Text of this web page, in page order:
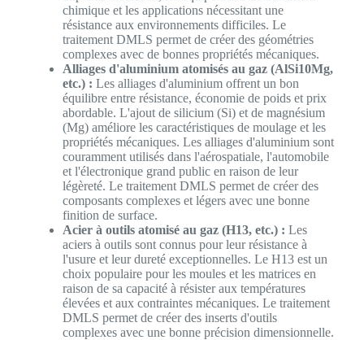
chimique et les applications nécessitant une
résistance aux environnements difficiles. Le
traitement DMLS permet de créer des géométries
complexes avec de bonnes propriétés mécaniques.
Alliages d'aluminium atomisés au gaz (AlSi10Mg,
etc.) : Les alliages d'aluminium offrent un bon
équilibre entre résistance, économie de poids et prix
abordable. L'ajout de silicium (Si) et de magnésium
(Mg) améliore les caractéristiques de moulage et les
propriétés mécaniques. Les alliages d'aluminium sont
couramment utilisés dans l'aérospatiale, l'automobile
et l'électronique grand public en raison de leur
légèreté. Le traitement DMLS permet de créer des
composants complexes et légers avec une bonne
finition de surface.
Acier à outils atomisé au gaz (H13, etc.) : Les
aciers à outils sont connus pour leur résistance à
l'usure et leur dureté exceptionnelles. Le H13 est un
choix populaire pour les moules et les matrices en
raison de sa capacité à résister aux températures
élevées et aux contraintes mécaniques. Le traitement
DMLS permet de créer des inserts d'outils
complexes avec une bonne précision dimensionnelle.